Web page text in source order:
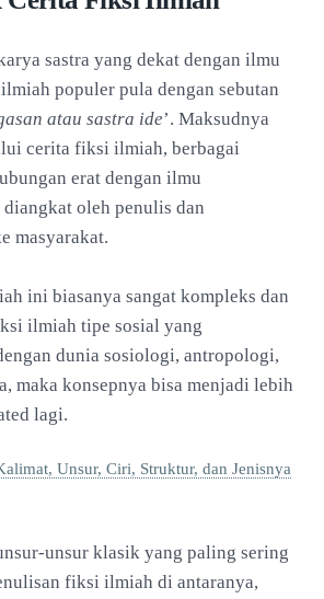
sastra yang dekat dengan ilmu
populer pula dengan sebutan
atau sastra ide’. Maksudnya
cerita fiksi ilmiah, berbagai
erat dengan ilmu
diangkat oleh penulis dan
masyarakat.
ini biasanya sangat kompleks dan
ilmiah tipe sosial yang
dunia sosiologi, antropologi,
maka konsepnya bisa menjadi lebih
lagi.
Unsur, Ciri, Struktur, dan Jenisnya
unsur klasik yang paling sering
fiksi ilmiah di antaranya,